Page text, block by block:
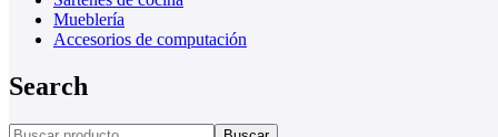
Mueblería
Accesorios de computación
Search